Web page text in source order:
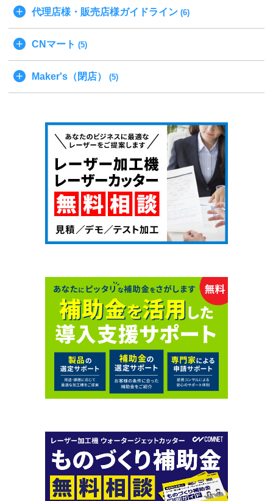
代理店様・販売店様ガイドライン (6)
CNマート (5)
Maker's（閉店） (5)